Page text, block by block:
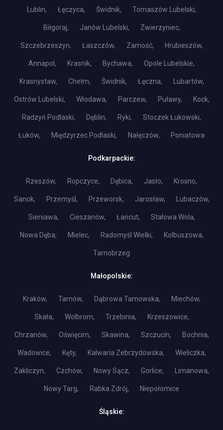
Lublin, Łęczyca, Świdnik, Tomaszów Lubelski,
Biłgoraj, Janów Lubelski, Zwierzyniec,
Szczebrzeszyn, Łaszczów, Zamość, Hrubieszów,
Annapol, Krasnik, Bychawa, Opole Lubelskie,
Krasnystaw, Chełm, Šwidnik, Łęczna, Lubartów,
Ostrów Lubelski, Włodawa, Parczew, Puławy, Kock,
Radzyń Podlaski, Dęblin, Ryki, Stoczek Łukowski,
Łuków, Międzyrzec Podlaski, Nałęczów, Poniatowa
Podkarpackie:
Rzeszów, Ropczyce, Dębica, Jasło, Krosno,
Sanok, Przemyśl, Przeworsk, Jarosław, Lubaczów,
Sieniawa, Cieszanów, Łańcut, Stalowa Wola,
Nowa Dęba, Mielec, Radomyśl Wielki, Kolbuszowa,
Tarnobrzeg
Małopolskie:
Kraków, Tarnów, Dąbrowa Tarnowska, Miechów,
Skała, Wolbrom, Trzebinia, Krzeszowice,
Chrzanów, Oświęcim, Skawina, Szczucin, Bochnia,
Wadowice, Kęty, Kalwaria Zebrzydowska, Wieliczka,
Zakliczyn, Czchów, Nowy Sącz, Gorlice, Limanowa,
Nowy Targ, Rabka Zdrój, Niepołomice
Śląskie: